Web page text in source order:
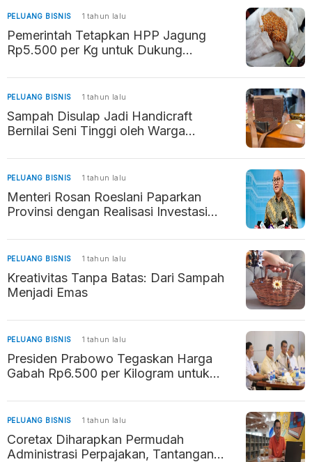
PELUANG BISNIS 1 tahun lalu
Pemerintah Tetapkan HPP Jagung
Rp5.500 per Kg untuk Dukung
Pangan
PELUANG BISNIS 1 tahun lalu
Sampah Disulap Jadi Handicraft
Bernilai Seni Tinggi oleh Warga
PELUANG BISNIS 1 tahun lalu
Menteri Rosan Roeslani Paparkan
Provinsi dengan Realisasi Investasi
PELUANG BISNIS 1 tahun lalu
Kreativitas Tanpa Batas: Dari Sampah
Menjadi Emas
PELUANG BISNIS 1 tahun lalu
Presiden Prabowo Tegaskan Harga
Gabah Rp6.500 per Kilogram untuk
PELUANG BISNIS 1 tahun lalu
Coretax Diharapkan Permudah
Administrasi Perpajakan, Tantangan